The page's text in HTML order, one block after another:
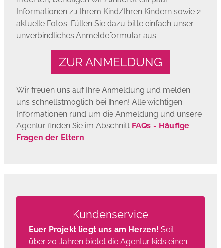
Informationen zu Ihrem Kind/Ihren Kindern sowie 2
aktuelle Fotos. Füllen Sie dazu bitte einfach unser
unverbindliches Anmeldeformular aus:
ZUR ANMELDUNG
Wir freuen uns auf Ihre Anmeldung und melden
uns schnellstmöglich bei Ihnen! Alle wichtigen
Informationen rund um die Anmeldung und unsere
Agentur finden Sie im Abschnitt FAQs - Häufige
Fragen der Eltern
Kundenservice
Euer Projekt liegt uns am Herzen! Seit
über 20 Jahren bietet die Agentur kids einen